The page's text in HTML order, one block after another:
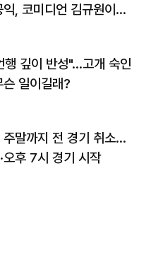
, 코미디언 김규원이었
행 깊이 반성"…고개 숙인
일이길래?
주말까지 전 경기 취소…
오후 7시 경기 시작